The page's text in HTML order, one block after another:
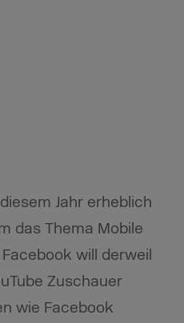
Jahr erheblich
das Thema Mobile
will derweil
Zuschauer
wie Facebook